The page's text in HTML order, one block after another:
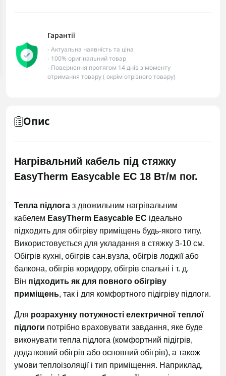
Гарантії
- Актуальна наявність та ціна
- 100% оригінальний товар
- Повернення протягом 14 днів з моменту
отримання товару ( окрім отрізного товару)
Опис
Нагрівальний кабель під стяжку
EasyTherm Easycable EC 18 Вт/м пог.
Тепла підлога з двожильним нагрівальним
кабелем EasyTherm Easycable EC ідеально
підходить для обігріву приміщень будь-якого типу.
Використовується для укладання в стяжку 3-10 см.
Обігрів кухні, обігрів сан.вузла, обігрів лоджії або
балкона, обігрів коридору, обігрів спальні і т. д.
Він підходить як для повного обігріву
приміщень, так і для комфортного підігріву підлоги.
Для розрахунку потужності електричної теплої
підлоги потрібно враховувати завдання, яке буде
виконувати тепла підлога (комфортний підігрів,
додатковий обігрів або основний обігрів), а також
умови теплоізоляції і тип приміщення. Наприклад,